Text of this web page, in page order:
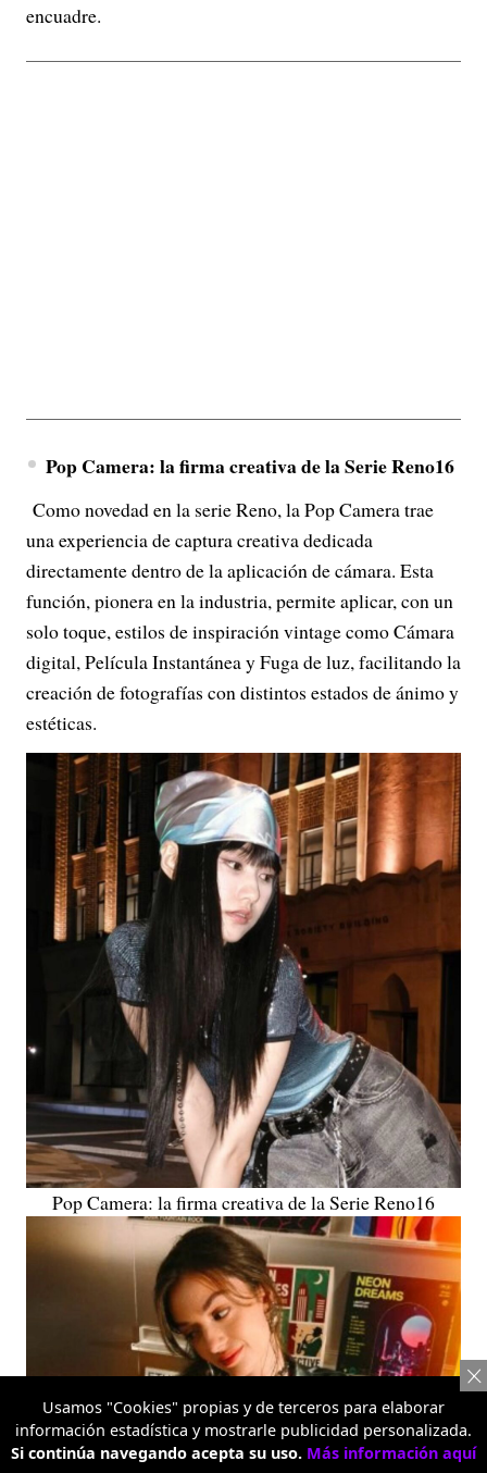
encuadre.
Pop Camera: la firma creativa de la Serie Reno16
Como novedad en la serie Reno, la Pop Camera trae
una experiencia de captura creativa dedicada
directamente dentro de la aplicación de cámara. Esta
función, pionera en la industria, permite aplicar, con un
solo toque, estilos de inspiración vintage como Cámara
digital, Película Instantánea y Fuga de luz, facilitando la
creación de fotografías con distintos estados de ánimo y
estéticas.
Pop Camera: la firma creativa de la Serie Reno16
Usamos "Cookies" propias y de terceros para elaborar
información estadística y mostrarle publicidad personalizada.
Si continúa navegando acepta su uso. Más información aquí